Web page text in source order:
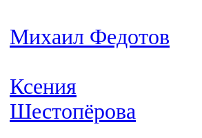
Михаил Федотов
Ксения
Шестопёрова